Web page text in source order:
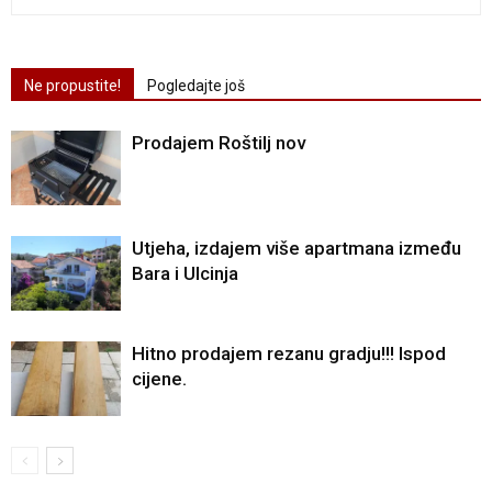
Ne propustite! Pogledajte još
Prodajem Roštilj nov
Utjeha, izdajem više apartmana između
Bara i Ulcinja
Hitno prodajem rezanu gradju!!! Ispod
cijene.